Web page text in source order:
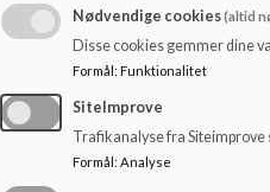
Nødvendige cookies(altid
Disse cookies gemmer dine
Formål : Funktionalitet
SiteImprove
Trafikanalyse fra Siteimprove
Formål : Analyse